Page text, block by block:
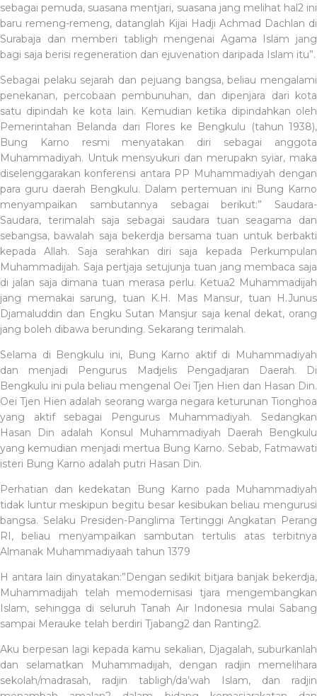
sebagai pemuda, suasana mentjari, suasana jang melihat hal2 ini
baru remeng-remeng, datanglah Kijai Hadji Achmad Dachlan di
Surabaja dan memberi tabligh mengenai Agama Islam jang
bagi saja berisi regeneration dan ejuvenation daripada Islam itu”.
Sebagai pelaku sejarah dan pejuang bangsa, beliau mengalami
penekanan, percobaan pembunuhan, dan dipenjara dari kota
satu dipindah ke kota lain. Kemudian ketika dipindahkan oleh
Pemerintahan Belanda dari Flores ke Bengkulu (tahun 1938),
Bung Karno resmi menyatakan diri sebagai anggota
Muhammadiyah. Untuk mensyukuri dan merupakn syiar, maka
diselenggarakan konferensi antara PP Muhammadiyah dengan
para guru daerah Bengkulu. Dalam pertemuan ini Bung Karno
menyampaikan sambutannya sebagai berikut:” Saudara-
Saudara, terimalah saja sebagai saudara tuan seagama dan
sebangsa, bawalah saja bekerdja bersama tuan untuk berbakti
kepada Allah. Saja serahkan diri saja kepada Perkumpulan
Muhammadijah. Saja pertjaja setujunja tuan jang membaca saja
di jalan saja dimana tuan merasa perlu. Ketua2 Muhammadijah
jang memakai sarung, tuan K.H. Mas Mansur, tuan H.Junus
Djamaluddin dan Engku Sutan Mansjur saja kenal dekat, orang
jang boleh dibawa berunding. Sekarang terimalah.
Selama di Bengkulu ini, Bung Karno aktif di Muhammadiyah
dan menjadi Pengurus Madjelis Pengadjaran Daerah. Di
Bengkulu ini pula beliau mengenal Oei Tjen Hien dan Hasan Din.
Oei Tjen Hien adalah seorang warga negara keturunan Tionghoa
yang aktif sebagai Pengurus Muhammadiyah. Sedangkan
Hasan Din adalah Konsul Muhammadiyah Daerah Bengkulu
yang kemudian menjadi mertua Bung Karno. Sebab, Fatmawati
isteri Bung Karno adalah putri Hasan Din.
Perhatian dan kedekatan Bung Karno pada Muhammadiyah
tidak luntur meskipun begitu besar kesibukan beliau mengurusi
bangsa. Selaku Presiden-Panglima Tertinggi Angkatan Perang
RI, beliau menyampaikan sambutan tertulis atas terbitnya
Almanak Muhammadiyaah tahun 1379
H antara lain dinyatakan:”Dengan sedikit bitjara banjak bekerdja,
Muhammadijah telah memodernisasi tjara mengembangkan
Islam, sehingga di seluruh Tanah Air Indonesia mulai Sabang
sampai Merauke telah berdiri Tjabang2 dan Ranting2.
Aku berpesan lagi kepada kamu sekalian, Djagalah, suburkanlah
dan selamatkan Muhammadijah, dengan radjin memelihara
sekolah/madrasah, radjin tabligh/da’wah Islam, dan radjin